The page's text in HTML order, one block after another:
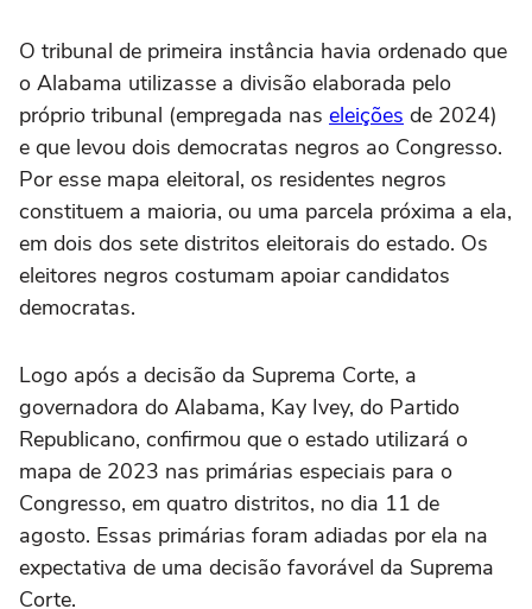
O tribunal de primeira instância havia ordenado que
o Alabama utilizasse a divisão elaborada pelo
próprio tribunal (empregada nas eleições de 2024)
e que levou dois democratas negros ao Congresso.
Por esse mapa eleitoral, os residentes negros
constituem a maioria, ou uma parcela próxima a ela,
em dois dos sete distritos eleitorais do estado. Os
eleitores negros costumam apoiar candidatos
democratas.
Logo após a decisão da Suprema Corte, a
governadora do Alabama, Kay Ivey, do Partido
Republicano, confirmou que o estado utilizará o
mapa de 2023 nas primárias especiais para o
Congresso, em quatro distritos, no dia 11 de
agosto. Essas primárias foram adiadas por ela na
expectativa de uma decisão favorável da Suprema
Corte.